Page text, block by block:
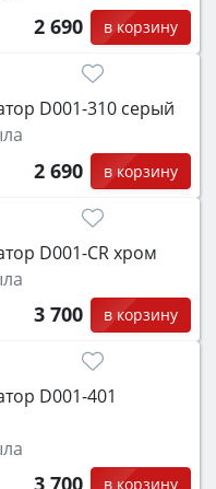
2 690 в корзину
D001-310 серый
2 690 в корзину
D001-CR хром
3 700 в корзину
D001-401
в корзину